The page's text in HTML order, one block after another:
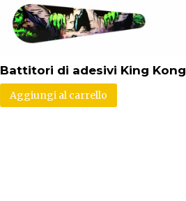
Battitori di adesivi King Kong
Aggiungi al carrello